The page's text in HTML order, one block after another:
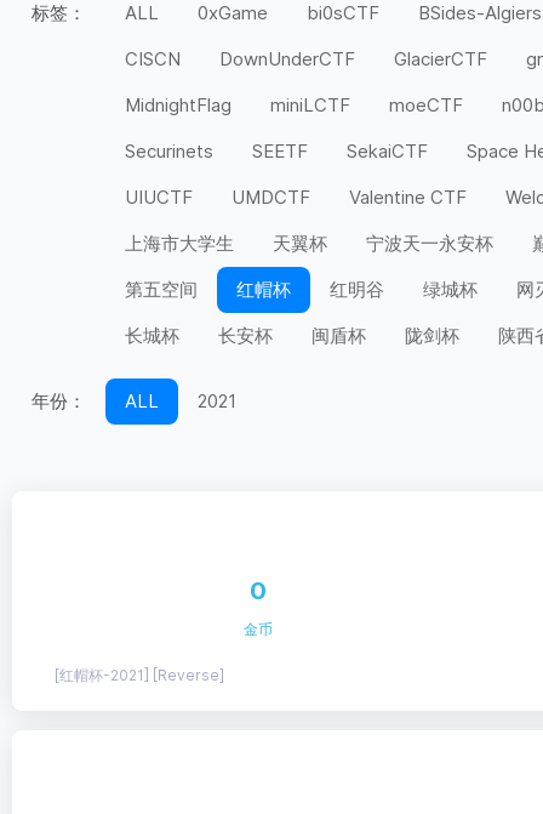
标签： ALL 0xGame bi0sCTF
BSides-Algiers
CISCN
DownUnderCTF GlacierCTF
MidnightFlag
miniLCTF moeCTF
Securinets
SEETF SekaiCTF
Space
UIUCTF
UMDCTF Valentine CTF
上海市大学生
天翼杯 宁波天一永安杯
第五空间
红帽杯 红明谷 绿城杯
网
长城杯
长安杯 闽盾杯 陇剑杯 陕西
年份： ALL 2021
0
金币
[红帽杯-2021] [Reverse]